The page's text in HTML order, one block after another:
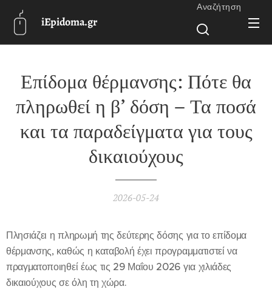
iEpidoma.gr
Αναζήτηση
Επίδομα θέρμανσης: Πότε θα
πληρωθεί η β’ δόση – Τα ποσά
και τα παραδείγματα για τους
δικαιούχους
2026-05-24
Πλησιάζει η πληρωμή της δεύτερης δόσης για το επίδομα
θέρμανσης, καθώς η καταβολή έχει προγραμματιστεί να
πραγματοποιηθεί έως τις 29 Μαΐου 2026 για χιλιάδες
δικαιούχους σε όλη τη χώρα.